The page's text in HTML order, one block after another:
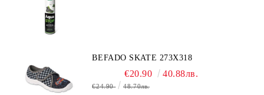
BEFADO SKATE 273X318
€20.90 40.88лв.
€24.90 48.70лв.